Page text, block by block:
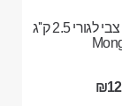
מונג' BWILD צבי לגורי 2.5 ק''ג